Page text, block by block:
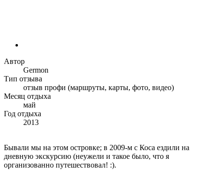
Автор
Germon
Тип отзыва
отзыв профи (маршруты, карты, фото, видео)
Месяц отдыха
май
Год отдыха
2013
Бывали мы на этом островке; в 2009-м с Коса ездили на
дневную экскурсию (неужели и такое было, что я
организованно путешествовал! :).